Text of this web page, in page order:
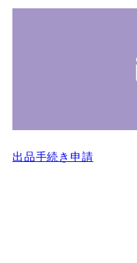
出品手続き申請